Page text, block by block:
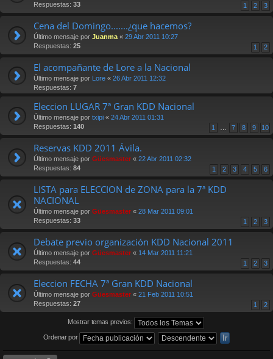
Respuestas: 33 1 2 3
Cena del Domingo.......¿que hacemos?
Último mensaje por Juanma « 29 Abr 2011 10:27
Respuestas: 25 1 2
El acompañante de Lore a la Nacional
Último mensaje por Lore « 26 Abr 2011 12:32
Respuestas: 7
Eleccion LUGAR 7ª Gran KDD Nacional
Último mensaje por txipi « 24 Abr 2011 01:31
Respuestas: 140 1 7 8 9 10
Reservas KDD 2011 Ávila.
Último mensaje por Güesmaster « 22 Abr 2011 02:32
Respuestas: 84 1 2 3 4 5 6
LISTA para ELECCION de ZONA para la 7ª KDD
NACIONAL
Último mensaje por Güesmaster « 28 Mar 2011 09:01
Respuestas: 33 1 2 3
Debate previo organización KDD Nacional 2011
Último mensaje por Güesmaster « 14 Mar 2011 11:21
Respuestas: 44 1 2 3
Eleccion FECHA 7ª Gran KDD Nacional
Último mensaje por Güesmaster « 21 Feb 2011 10:51
Respuestas: 27 1 2
Mostrar temas previos:
Ordenar por